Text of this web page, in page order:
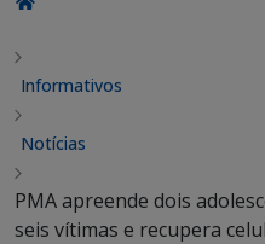
Informativos
Notícias
PMA apreende dois
seis vítimas e recupera